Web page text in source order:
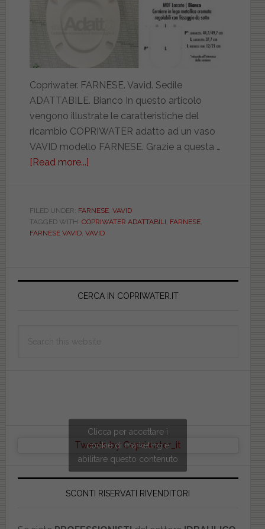
Copriwater. FARNESE. Vavid. Sedile
ADATTABILE. Bianco In questo articolo
vengono illustrate le caratteristiche del
ricambio COPRIWATER adatto ad un vaso
VAVID modello FARNESE. Grazie a questa …
[Read more...]
ADATTABILE.
VASCWATJ0000FARN
FILED UNDER: FARNESE, VAVID
TAGGED WITH: COPRIWATER ADATTABILI, FARNESE,
FARNESE VAVID, VAVID
Primary
CERCA IN COPRIWATER.IT
Tweets by Copriwater_it
Clicca per accettare i
cookie di marketing e
abilitare questo contenuto
SCONTI RISERVATI RIVENDITORI